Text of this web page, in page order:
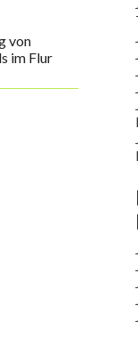
von
im Flur